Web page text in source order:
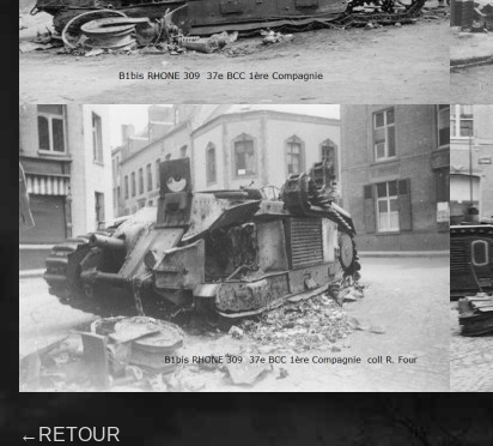
←RETOUR